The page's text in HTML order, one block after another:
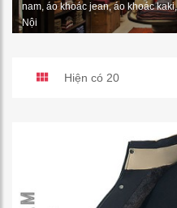
nam, áo khoác jean, áo khoác
Nội
Hiện có 20